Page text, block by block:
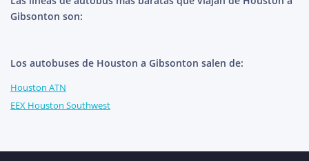
Gibsonton son:
Los autobuses de Houston a Gibsonton salen de:
Houston ATN
EEX Houston Southwest